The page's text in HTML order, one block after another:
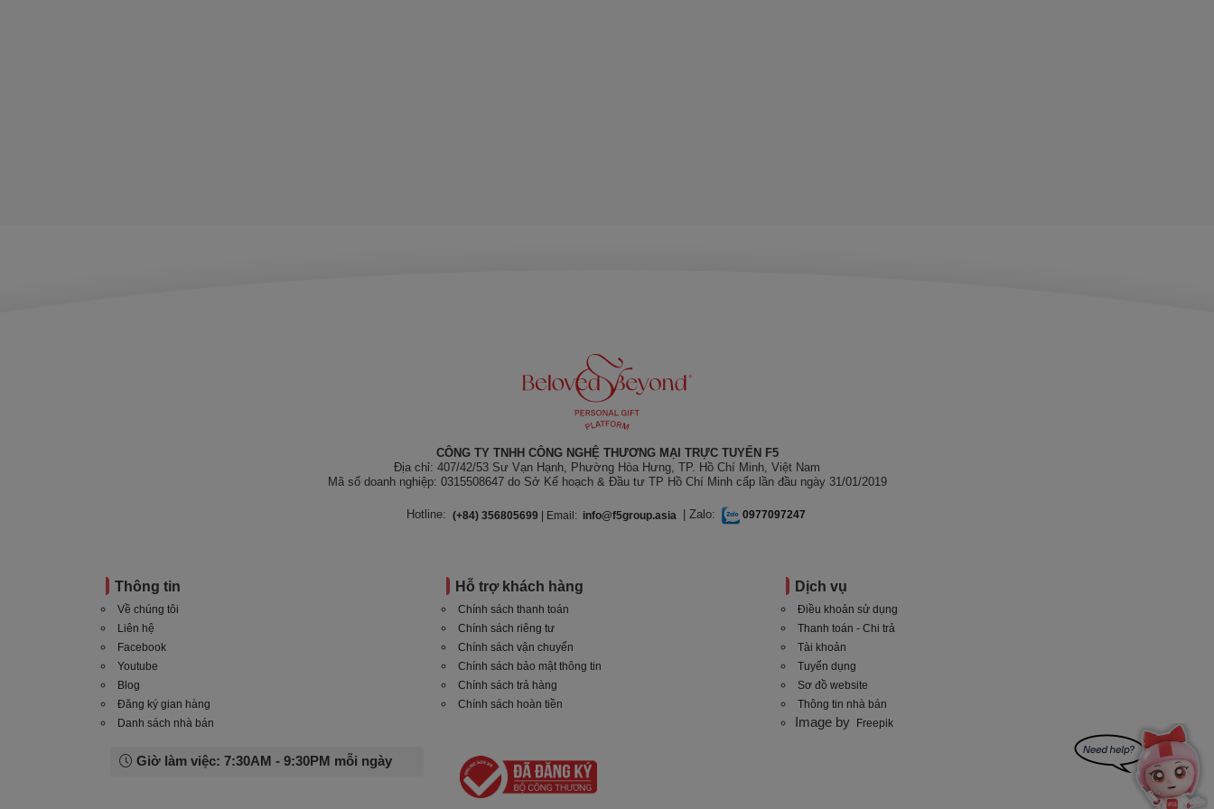
CÔNG TY TNHH CÔNG NGHỆ THƯƠNG MẠI TRỰC TUYẾN F5
Địa chỉ: 407/42/53 Sư Vạn Hạnh, Phường Hòa Hưng, TP. Hồ Chí Minh, Việt Nam
Mã số doanh nghiệp: 0315508647 do Sở Kế hoạch & Đầu tư TP Hồ Chí Minh cấp lần đầu ngày 31/01/2019
Hotline: (+84) 356805699| Email: info@f5group.asia | Zalo: 0977097247
Thông tin
Về chúng tôi
Liên hệ
Facebook
Youtube
Blog
Đăng ký gian hàng
Danh sách nhà bán
Hỗ trợ khách hàng
Chính sách thanh toán
Chính sách riêng tư
Chính sách vận chuyển
Chính sách bảo mật thông tin
Chính sách trả hàng
Chính sách hoàn tiền
Dịch vụ
Điều khoản sử dụng
Thanh toán - Chi trả
Tài khoản
Tuyển dụng
Sơ đồ website
Thông tin nhà bán
Image by Freepik
Giờ làm việc: 7:30AM - 9:30PM mỗi ngày